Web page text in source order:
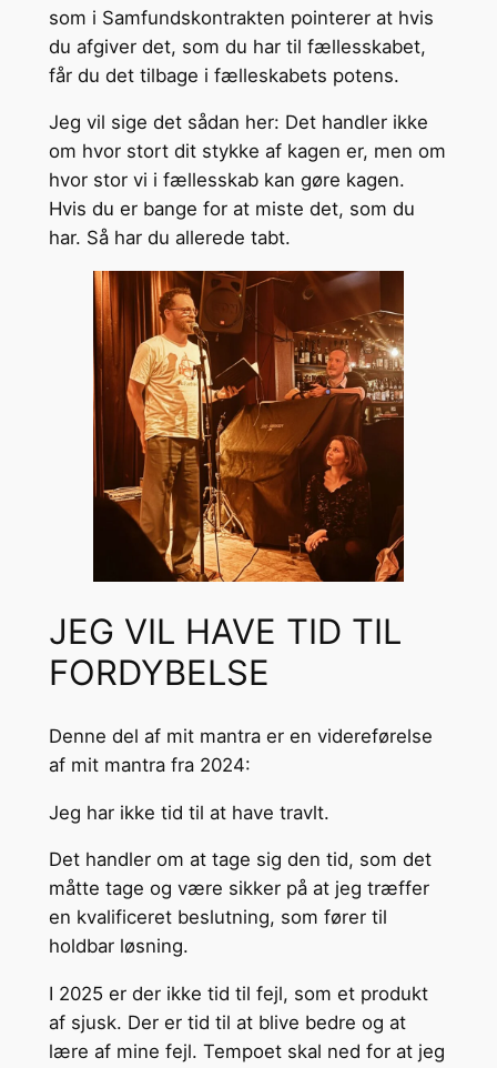
som i Samfundskontrakten pointerer at hvis
du afgiver det, som du har til fællesskabet,
får du det tilbage i fælleskabets potens.
Jeg vil sige det sådan her: Det handler ikke
om hvor stort dit stykke af kagen er, men om
hvor stor vi i fællesskab kan gøre kagen.
Hvis du er bange for at miste det, som du
har. Så har du allerede tabt.
JEG VIL HAVE TID TIL
FORDYBELSE
Denne del af mit mantra er en videreførelse
af mit mantra fra 2024:
Jeg har ikke tid til at have travlt.
Det handler om at tage sig den tid, som det
måtte tage og være sikker på at jeg træffer
en kvalificeret beslutning, som fører til
holdbar løsning.
I 2025 er der ikke tid til fejl, som et produkt
af sjusk. Der er tid til at blive bedre og at
lære af mine fejl. Tempoet skal ned for at jeg